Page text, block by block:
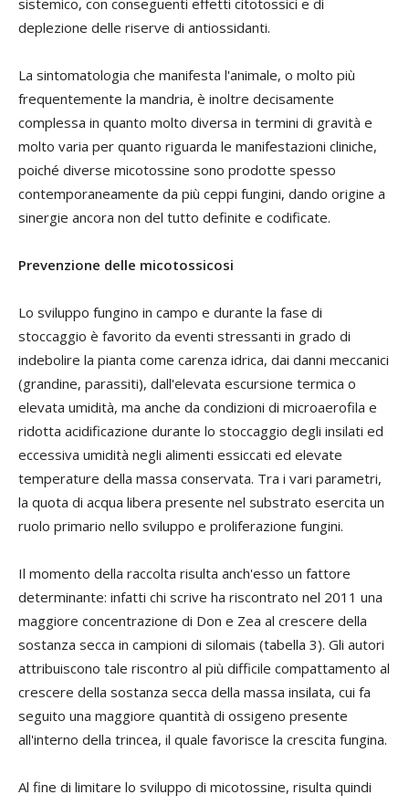
sistemico, con conseguenti effetti citotossici e di
deplezione delle riserve di antiossidanti.
La sintomatologia che manifesta l'animale, o molto più
frequentemente la mandria, è inoltre decisamente
complessa in quanto molto diversa in termini di gravità e
molto varia per quanto riguarda le manifestazioni cliniche,
poiché diverse micotossine sono prodotte spesso
contemporaneamente da più ceppi fungini, dando origine a
sinergie ancora non del tutto definite e codificate.
Prevenzione delle micotossicosi
Lo sviluppo fungino in campo e durante la fase di
stoccaggio è favorito da eventi stressanti in grado di
indebolire la pianta come carenza idrica, dai danni meccanici
(grandine, parassiti), dall'elevata escursione termica o
elevata umidità, ma anche da condizioni di microaerofila e
ridotta acidificazione durante lo stoccaggio degli insilati ed
eccessiva umidità negli alimenti essiccati ed elevate
temperature della massa conservata. Tra i vari parametri,
la quota di acqua libera presente nel substrato esercita un
ruolo primario nello sviluppo e proliferazione fungini.
Il momento della raccolta risulta anch'esso un fattore
determinante: infatti chi scrive ha riscontrato nel 2011 una
maggiore concentrazione di Don e Zea al crescere della
sostanza secca in campioni di silomais (tabella 3). Gli autori
attribuiscono tale riscontro al più difficile compattamento al
crescere della sostanza secca della massa insilata, cui fa
seguito una maggiore quantità di ossigeno presente
all'interno della trincea, il quale favorisce la crescita fungina.
Al fine di limitare lo sviluppo di micotossine, risulta quindi